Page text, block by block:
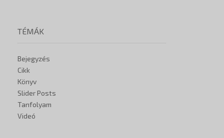
TÉMÁK
Bejegyzés
Cikk
Könyv
Slider Posts
Tanfolyam
Videó